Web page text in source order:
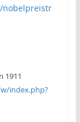
nobelpreistr
1911
index.php?